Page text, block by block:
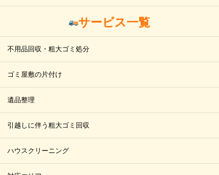
サービス一覧
不用品回収・粗大ゴミ処分
ゴミ屋敷の片付け
遺品整理
引越しに伴う粗大ゴミ回収
ハウスクリーニング